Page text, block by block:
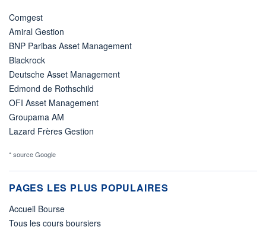
Comgest
Amiral Gestion
BNP Paribas Asset Management
Blackrock
Deutsche Asset Management
Edmond de Rothschild
OFI Asset Management
Groupama AM
Lazard Frères Gestion
* source Google
PAGES LES PLUS POPULAIRES
Accueil Bourse
Tous les cours boursiers